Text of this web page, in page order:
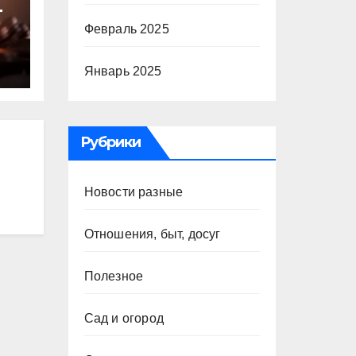
Февраль 2025
Январь 2025
Рубрики
Новости разные
Отношения, быт, досуг
Полезное
Сад и огород